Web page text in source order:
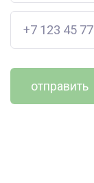
отправить